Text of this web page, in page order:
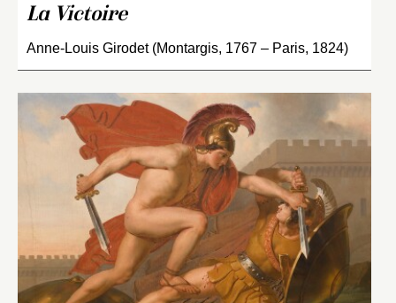
La Victoire
Anne-Louis Girodet (Montargis, 1767 – Paris, 1824)